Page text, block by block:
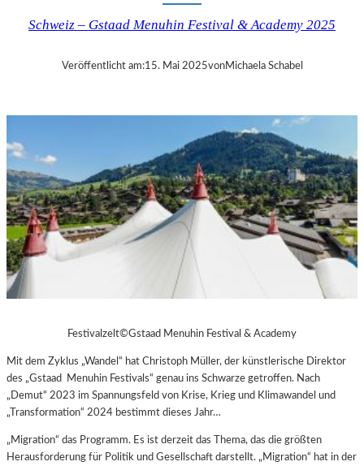
Schweiz – Gstaad Menuhin Festival & Academy 2025
Veröffentlicht am:15. Mai 2025vonMichaela Schabel
Festivalzelt©Gstaad Menuhin Festival & Academy
Mit dem Zyklus „Wandel“ hat Christoph Müller, der künstlerische Direktor
des „Gstaad Menuhin Festivals“ genau ins Schwarze getroffen. Nach
„Demut“ 2023 im Spannungsfeld von Krise, Krieg und Klimawandel und
„Transformation“ 2024 bestimmt dieses Jahr…
„Migration“ das Programm. Es ist derzeit das Thema, das die größten
Herausforderung für Politik und Gesellschaft darstellt. „Migration“ hat in der